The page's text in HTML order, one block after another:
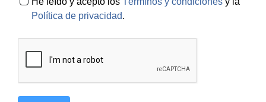
Política de privacidad.